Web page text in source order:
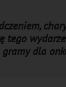
tego
gramy dla